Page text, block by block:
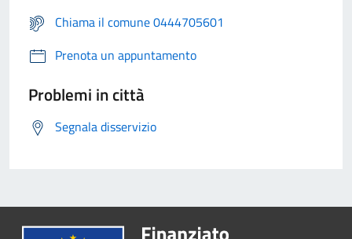
Chiama il comune 0444705601
Prenota un appuntamento
Problemi in città
Segnala disservizio